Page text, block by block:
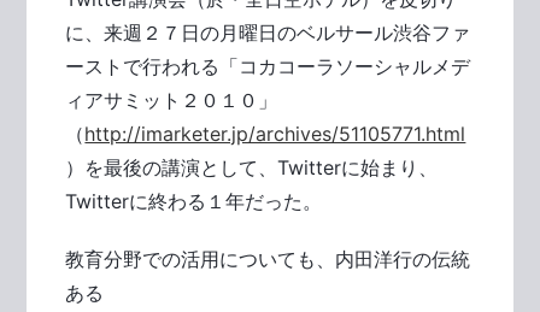
に、来週２７日の月曜日のベルサール渋谷ファ
ーストで行われる「コカコーラソーシャルメデ
ィアサミット２０１０」
（http://imarketer.jp/archives/51105771.html
）を最後の講演として、Twitterに始まり、
Twitterに終わる１年だった。
教育分野での活用についても、内田洋行の伝統
ある